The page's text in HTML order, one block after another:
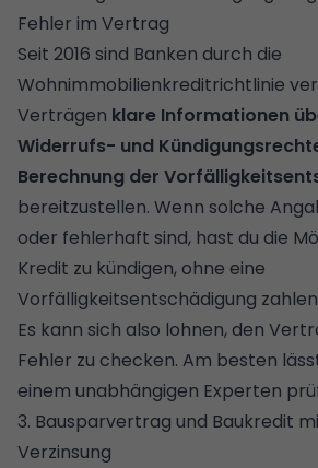
Fehler im Vertrag
Seit 2016 sind Banken durch die
Wohnimmobilienkreditrichtlinie
Verträgen klare Informationen
Widerrufs- und
Berechnung der
bereitzustellen. Wenn solche
oder fehlerhaft sind, hast du die
Kredit zu kündigen, ohne eine
Vorfälligkeitsentschädigung zahlen
Es kann sich also lohnen, den
Fehler zu checken. Am besten
einem unabhängigen Experten
3. Bausparvertrag und Baukredit
Verzinsung